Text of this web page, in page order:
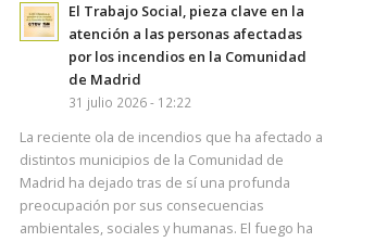
El Trabajo Social, pieza clave en la
atención a las personas afectadas
por los incendios en la Comunidad
de Madrid
31 julio 2026 - 12:22
La reciente ola de incendios que ha afectado a
distintos municipios de la Comunidad de
Madrid ha dejado tras de sí una profunda
preocupación por sus consecuencias
ambientales, sociales y humanas. El fuego ha